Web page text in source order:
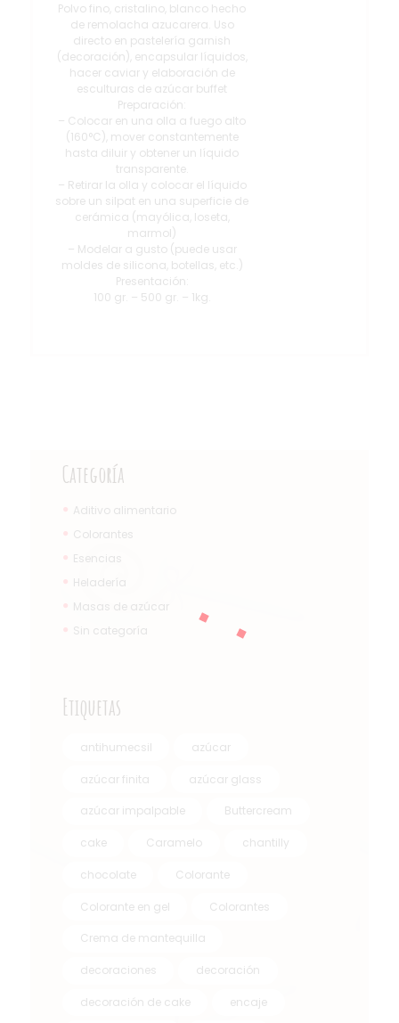
Polvo fino, cristalino, blanco hecho
de remolacha azucarera. Uso
directo en pastelería garnish
(decoración), encapsular líquidos,
hacer caviar y elaboración de
esculturas de azúcar buffet
Preparación:
– Colocar en una olla a fuego alto
(160°C), mover constantemente
hasta diluir y obtener un líquido
transparente.
– Retirar la olla y colocar el líquido
sobre un silpat en una superficie de
cerámica (mayólica, loseta,
marmol)
– Modelar a gusto (puede usar
moldes de silicona, botellas, etc.)
Presentación:
100 gr. – 500 gr. – 1kg.
Categoría
Aditivo alimentario
Colorantes
Esencias
Heladería
Masas de azúcar
Sin categoría
Etiquetas
antihumecsil azúcar
azúcar finita azúcar glass
azúcar impalpable Buttercream
cake Caramelo chantilly
chocolate Colorante
Colorante en gel Colorantes
Crema de mantequilla
decoraciones decoración
decoración de cake encaje